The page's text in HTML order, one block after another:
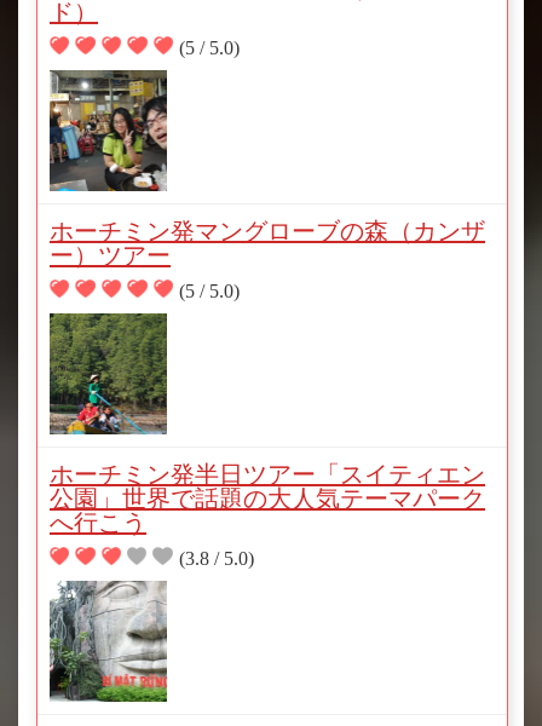
ド）
(5 / 5.0)
ホーチミン発マングローブの森（カンザ
ー）ツアー
(5 / 5.0)
ホーチミン発半日ツアー「スイティエン
公園」世界で話題の大人気テーマパーク
へ行こう
(3.8 / 5.0)